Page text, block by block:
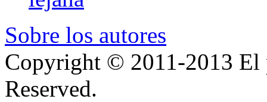
Sobre los autores
Copyright © 2011-2013 El
Reserved.